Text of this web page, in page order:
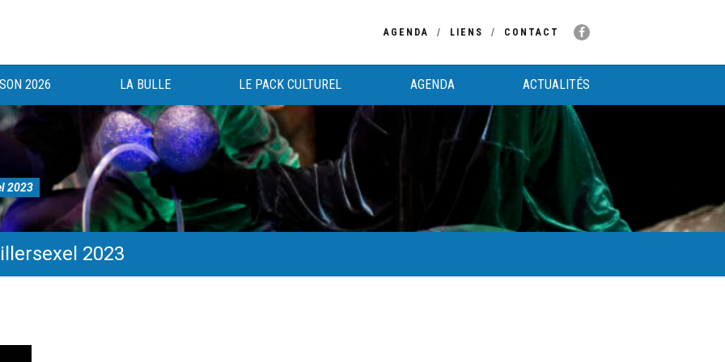
AGENDA LIENS CONTACT
2026 LA BULLE LE PACK CULTUREL AGENDA ACTUALITÉS
2023
2023